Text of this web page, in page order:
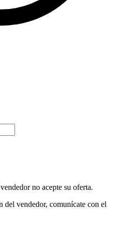
no acepte su oferta.
del vendedor, comunícate con el